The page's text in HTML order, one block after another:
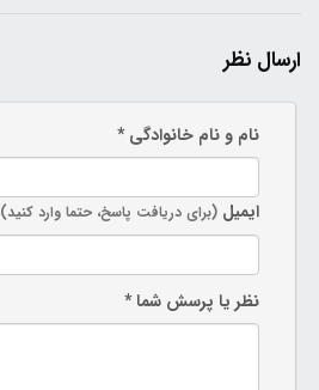
ارسال نظر
نام و نام خانوادگی *
ایمیل (برای دریافت پاسخ، حتما وارد کنید)
نظر یا پرسش شما *